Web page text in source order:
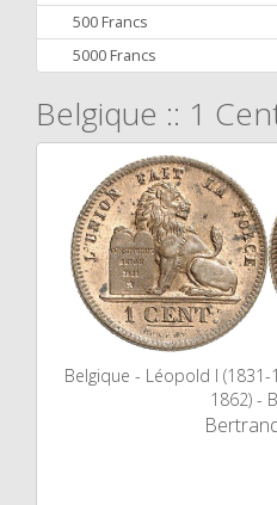
500 Francs
5000 Francs
Belgique :: 1
Belgique - Léopold I
1862) -